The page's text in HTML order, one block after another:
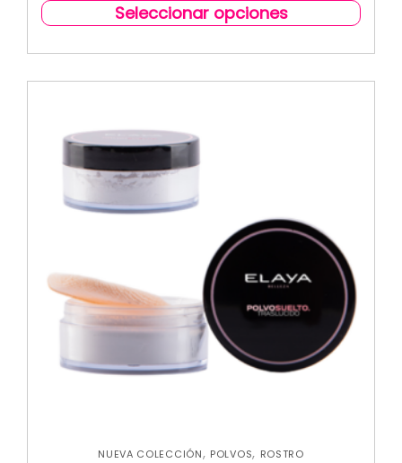
Seleccionar opciones
NUEVA COLECCIÓN, POLVOS, ROSTRO